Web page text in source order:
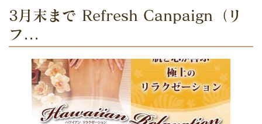
3月末まで Refresh Canpaign（リ
フ...